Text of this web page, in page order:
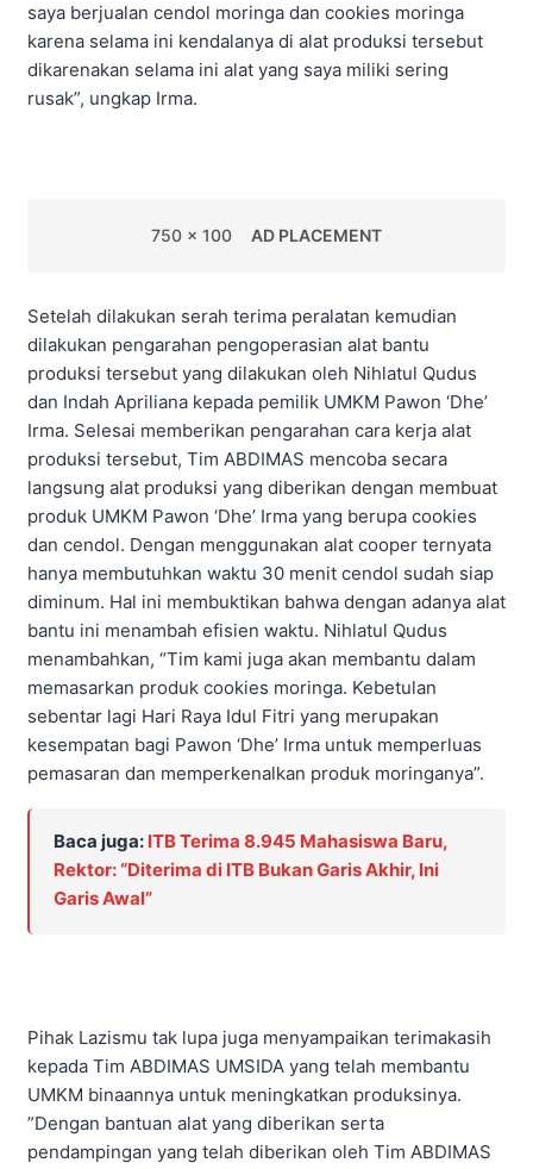
saya berjualan cendol moringa dan cookies moringa
karena selama ini kendalanya di alat produksi tersebut
dikarenakan selama ini alat yang saya miliki sering
rusak”, ungkap Irma.
750 x 100 AD PLACEMENT
Setelah dilakukan serah terima peralatan kemudian
dilakukan pengarahan pengoperasian alat bantu
produksi tersebut yang dilakukan oleh Nihlatul Qudus
dan Indah Apriliana kepada pemilik UMKM Pawon ‘Dhe’
Irma. Selesai memberikan pengarahan cara kerja alat
produksi tersebut, Tim ABDIMAS mencoba secara
langsung alat produksi yang diberikan dengan membuat
produk UMKM Pawon ‘Dhe’ Irma yang berupa cookies
dan cendol. Dengan menggunakan alat cooper ternyata
hanya membutuhkan waktu 30 menit cendol sudah siap
diminum. Hal ini membuktikan bahwa dengan adanya alat
bantu ini menambah efisien waktu. Nihlatul Qudus
menambahkan, “Tim kami juga akan membantu dalam
memasarkan produk cookies moringa. Kebetulan
sebentar lagi Hari Raya Idul Fitri yang merupakan
kesempatan bagi Pawon ‘Dhe’ Irma untuk memperluas
pemasaran dan memperkenalkan produk moringanya”.
Baca juga: ITB Terima 8.945 Mahasiswa Baru,
Rektor: “Diterima di ITB Bukan Garis Akhir, Ini
Garis Awal”
Pihak Lazismu tak lupa juga menyampaikan terimakasih
kepada Tim ABDIMAS UMSIDA yang telah membantu
UMKM binaannya untuk meningkatkan produksinya.
”Dengan bantuan alat yang diberikan serta
pendampingan yang telah diberikan oleh Tim ABDIMAS